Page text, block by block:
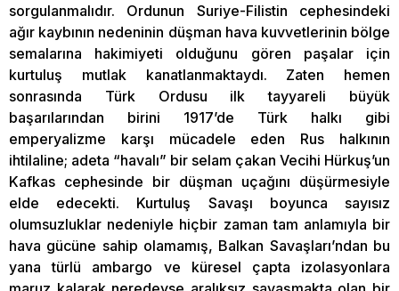
sorgulanmalıdır. Ordunun Suriye-Filistin cephesindeki
ağır kaybının nedeninin düşman hava kuvvetlerinin bölge
semalarına hakimiyeti olduğunu gören paşalar için
kurtuluş mutlak kanatlanmaktaydı. Zaten hemen
sonrasında Türk Ordusu ilk tayyareli büyük
başarılarından birini 1917’de Türk halkı gibi
emperyalizme karşı mücadele eden Rus halkının
ihtilaline; adeta “havalı” bir selam çakan Vecihi Hürkuş’un
Kafkas cephesinde bir düşman uçağını düşürmesiyle
elde edecekti. Kurtuluş Savaşı boyunca sayısız
olumsuzluklar nedeniyle hiçbir zaman tam anlamıyla bir
hava gücüne sahip olamamış, Balkan Savaşları’ndan bu
yana türlü ambargo ve küresel çapta izolasyonlara